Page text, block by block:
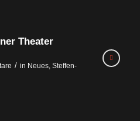
Theater
/ in Neues, Steffen-